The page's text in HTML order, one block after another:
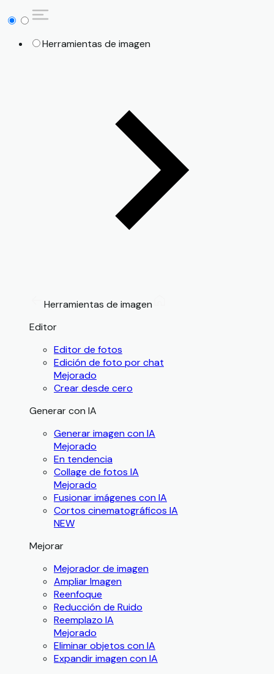
Herramientas de imagen
Herramientas de imagen
Editor
Editor de fotos
Edición de foto por chat
Mejorado
Crear desde cero
Generar con IA
Generar imagen con IA
Mejorado
En tendencia
Collage de fotos IA
Mejorado
Fusionar imágenes con IA
Cortos cinematográficos IA
NEW
Mejorar
Mejorador de imagen
Ampliar Imagen
Reenfoque
Reducción de Ruido
Reemplazo IA
Mejorado
Eliminar objetos con IA
Expandir imagen con IA